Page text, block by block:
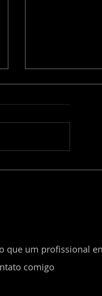
Majorana o
que um profissional
comigo